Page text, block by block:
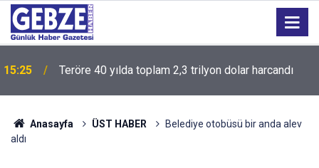
15:23 Altının değerini ayar, gram ve işçilik belirliyor
Anasayfa ÜST HABER
Belediye otobüsü bir anda alev
aldı